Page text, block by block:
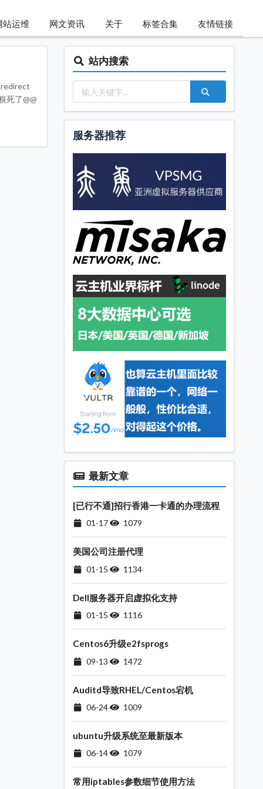
站运维 网文资讯 关于 标签合集 友情链接
死了@@
站内搜索
服务器推荐
最新文章
[已行不通]招行香港一卡通的办理流程
01-17 1079
美国公司注册代理
01-15 1134
Dell服务器开启虚拟化支持
01-15 1116
Centos6升级e2fsprogs
09-13 1472
Auditd导致RHEL/Centos宕机
06-24 1009
ubuntu升级系统至最新版本
06-14 1079
常用iptables参数细节使用方法